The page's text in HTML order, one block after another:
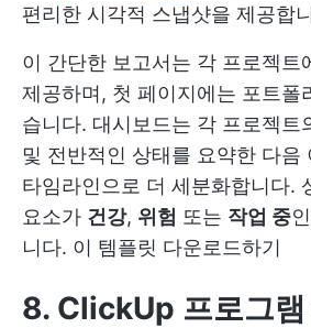
편리한 시각적 스냅샷을 제공합
이 간단한 보고서는 각 프로젝트
제공하며, 첫 페이지에는 포트폴
습니다. 대시보드는 각 프로젝트
및 전반적인 상태를 요약한 다음
타임라인으로 더 세분화합니다.
요소가 건강, 위험 또는 작업 중
니다. 이 템플릿 다운로드하기
8. ClickUp 프로그램